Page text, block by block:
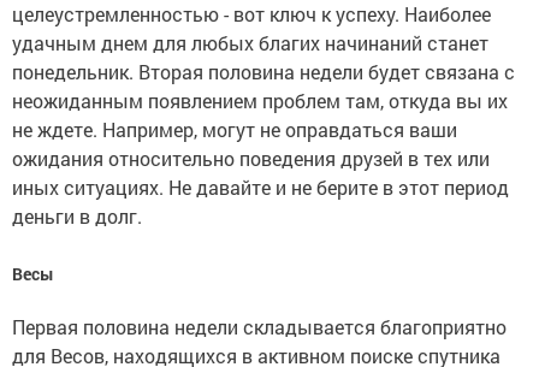
целеустремленностью - вот ключ к успеху. Наиболее
удачным днем для любых благих начинаний станет
понедельник. Вторая половина недели будет связана с
неожиданным появлением проблем там, откуда вы их
не ждете. Например, могут не оправдаться ваши
ожидания относительно поведения друзей в тех или
иных ситуациях. Не давайте и не берите в этот период
деньги в долг.
Весы
Первая половина недели складывается благоприятно
для Весов, находящихся в активном поиске спутника